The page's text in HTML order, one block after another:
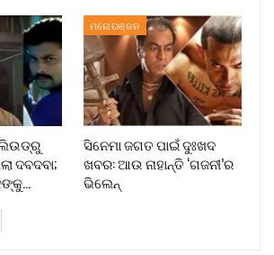
ଦବଦବା;
ମନୋରଞ୍ଜନ
ସିନେମା ଜଗତ ପାଇଁ ଦୁଃଖଦ
ଖବର: ଆଉ ନାହାନ୍ତି ‘ଗଜନୀ’ର
ଭିଲେନ୍